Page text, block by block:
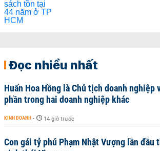
Đọc nhiều nhất
Huấn Hoa Hồng là Chủ tịch doanh nghiệp
phần trong hai doanh nghiệp khác
KINH DOANH - 14 giờ trước
Con gái tỷ phú Phạm Nhật Vượng lần đầu